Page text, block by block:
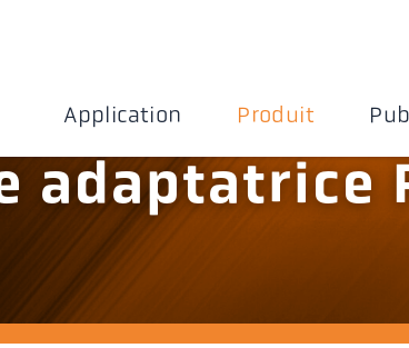
Application Produit
adaptatrice